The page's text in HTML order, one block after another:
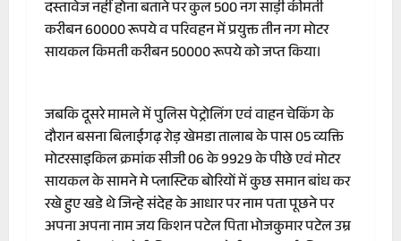
दस्तावेज नहीं होना बताने पर कुल 500 नग साड़ी कीमती
करीबन 60000 रूपये व परिवहन में प्रयुक्त तीन नग मोटर
सायकल किमती करीबन 50000 रूपये को जप्त किया।
जबकि दूसरे मामले में पुलिस पेट्रोलिंग एवं वाहन चेकिंग के
दौरान बसना बिलाईगढ़ रोड़ खेमडा तालाब के पास 05 व्यक्ति
मोटरसाइकिल क्रमांक सीजी 06 के 9929 के पीछे एवं मोटर
सायकल के सामने मे प्लास्टिक बोरियों में कुछ समान बांध कर
रखे हुए खडे थे जिन्हे संदेह के आधार पर नाम पता पूछने पर
अपना अपना नाम जय किशन पटेल पिता भोजकुमार पटेल उम्र